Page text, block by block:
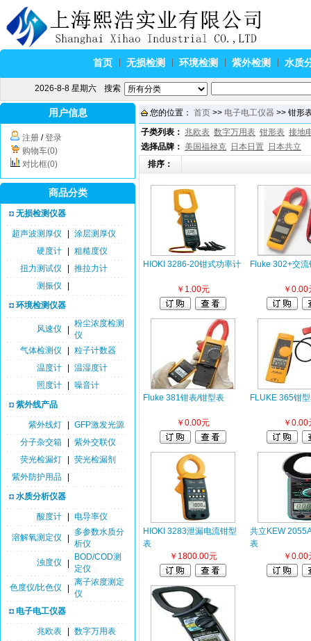
首页 无损检测 环境检测 紫外检测 水质
2026-8-8 星期六 搜索
用户信息
注册 /登录
购物车(0)
对比框(0)
商品分类
无损检测仪器
超声波测厚仪
涂层测厚仪
硬度计
粗糙度仪
扭力测试仪
推拉力计
测振仪
环境检测仪器
风速仪
粉尘浓度检测
仪
气体检测仪
粒子计数器
温度计
温湿度计
照度计
噪音计
紫外线产品
紫外线灯
GFP激发光源
分子杂交箱
紫外交联仪
荧光检漏灯
荧光检漏剂
紫外防护用品
水质分析仪器
酸度计 电导率仪
溶解氧测定仪
多参数水质分
析仪
浊度仪
BOD/COD测
定仪
色度仪/比色仪
离子浓度测定
仪
电子电工仪器
兆欧表 数字万用表
您的位置： 首页 >> 电子电工仪器 >> 钳形
子类列表： 兆欧表 数字万用表 钳形表 接地
选择品牌： 美国福禄克 日本日置 日本共立
排序：
HIOKI 3286-20钳式功率计
￥1.00元
Fluke 302+交流
￥0.00
Fluke 381钳表/钳型表
￥0.00元
FLUKE 365钳
￥0.00
HIOKI 3283泄漏电流钳型
表
￥1800.00元
共立KEW
表
￥0.00